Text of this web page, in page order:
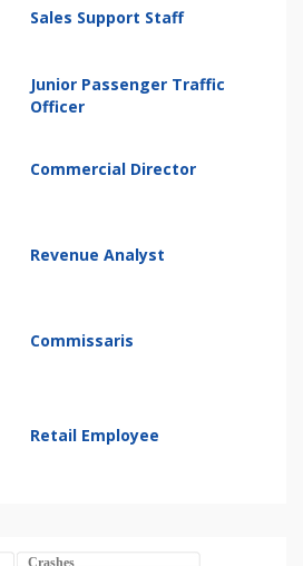
Sales Support Staff
Junior Passenger Traffic
Officer
Commercial Director
Revenue Analyst
Commissaris
Retail Employee
Crashes